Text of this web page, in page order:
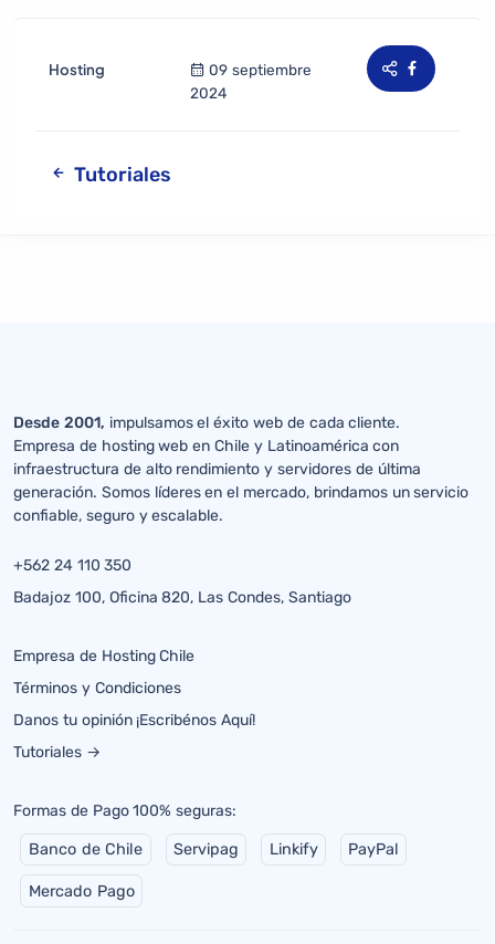
Hosting
09 septiembre
2024
Tutoriales
Desde 2001, impulsamos el éxito web de cada cliente.
Empresa de hosting web en Chile y Latinoamérica con
infraestructura de alto rendimiento y servidores de última
generación. Somos líderes en el mercado, brindamos un servicio
confiable, seguro y escalable.
+562 24 110 350
Badajoz 100, Oficina 820, Las Condes, Santiago
Empresa de Hosting Chile
Términos y Condiciones
Danos tu opinión ¡Escribénos Aquí!
Tutoriales →
Formas de Pago 100% seguras:
Banco de Chile Servipag Linkify PayPal
Mercado Pago